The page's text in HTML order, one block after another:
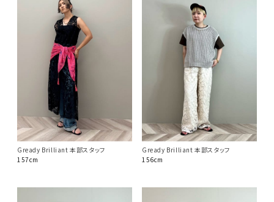
Gready Brilliant 本部スタッフ
157cm
Gready Brilliant 本部スタッフ
156cm